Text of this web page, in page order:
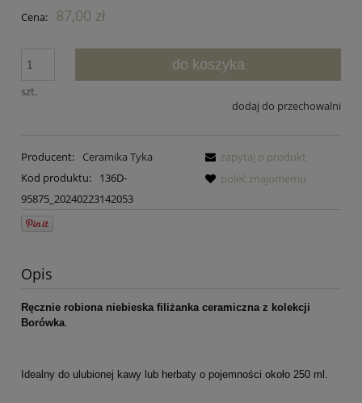
Cena: 87,00 zł
szt.
do koszyka
dodaj do przechowalni
Producent:
Ceramika Tyka
Kod produktu:
136D-
95875_20240223142053
zapytaj o produkt
poleć znajomemu
Opis
Ręcznie robiona niebieska filiżanka ceramiczna z kolekcji
Borówka.
Idealny do ulubionej kawy lub herbaty o pojemności około 250 ml.